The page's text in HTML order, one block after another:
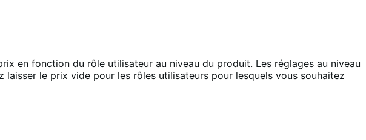
en fonction du rôle utilisateur au niveau du produit. Les réglages au niveau
le prix vide pour les rôles utilisateurs pour lesquels vous souhaitez